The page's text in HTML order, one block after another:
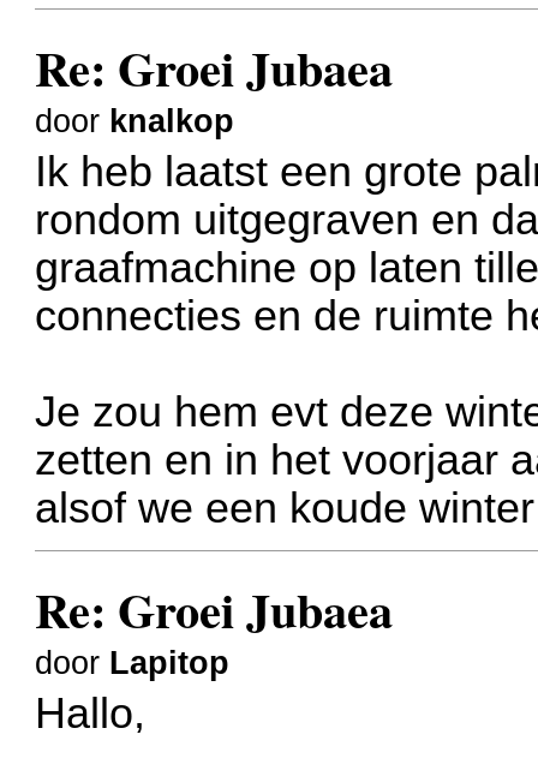
Re: Groei Jubaea
door knalkop
Ik heb laatst een grote
rondom uitgegraven en
graafmachine op laten
connecties en de ruimte
Je zou hem evt deze
zetten en in het voorjaar
alsof we een koude
Re: Groei Jubaea
door Lapitop
Hallo,